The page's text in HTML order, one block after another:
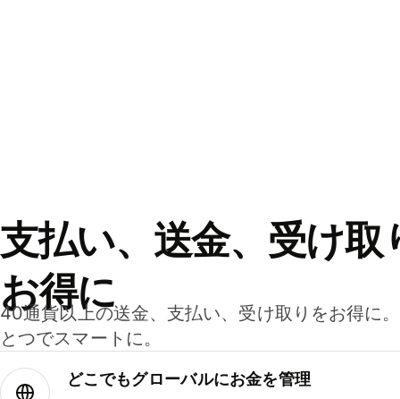
支払い、送金、受け取
お得に
40通貨以上の送金、支払い、受け取りをお得に
とつでスマートに。
どこでもグ⁠ロ⁠ー⁠バ⁠ルにお金を管理